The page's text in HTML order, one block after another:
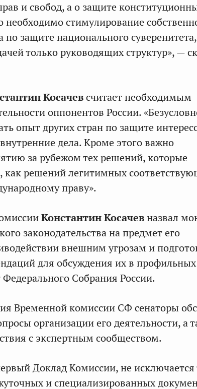
и свобод, а о защите
необходимо стимулирование
по защите национального
только руководящих структур», —
Косачевсчитает необходимым
оппонентов России.
опыт других стран по защите
дела. Кроме этого важно
за рубежом тех решений, которые
как решений легитимных
праву».
Константин Косачевназвал
законодательства на предмет его
внешним угрозам и
для обсуждения их в профильных
Собрания России.
Временной комиссии СФ сенаторы
организации его деятельности, а
с экспертным сообществом.
Доклад Комиссии, не исключается
и специализированных